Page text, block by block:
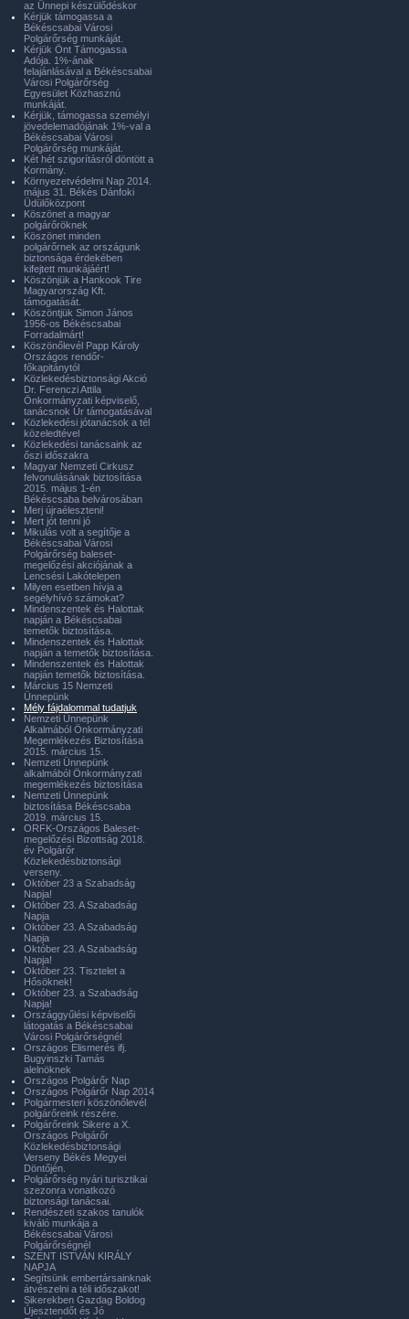
az Ünnepi készülődéskor
Kérjük támogassa a
Békéscsabai Városi
Polgárőrség munkáját.
Kérjük Önt Támogassa
Adója. 1%-ának
felajánlásával a Békéscsabai
Városi Polgárőrség
Egyesület Közhasznú
munkáját.
Kérjük, támogassa személyi
jövedelemadójának 1%-val a
Békéscsabai Városi
Polgárőrség munkáját.
Két hét szigorításról döntött a
Kormány.
Környezetvédelmi Nap 2014.
május 31. Békés Dánfoki
Üdülőközpont
Köszönet a magyar
polgárőröknek
Köszönet minden
polgárőrnek az országunk
biztonsága érdekében
kifejtett munkájáért!
Köszönjük a Hankook Tire
Magyarország Kft.
támogatását.
Köszöntjük Simon János
1956-os Békéscsabai
Forradalmárt!
Köszönőlevél Papp Károly
Országos rendőr-
főkapitánytól
Közlekedésbiztonsági Akció
Dr. Ferenczi Attila
Önkormányzati képviselő,
tanácsnok Úr támogatásával
Közlekedési jótanácsok a tél
közeledtével
Közlekedési tanácsaink az
őszi időszakra
Magyar Nemzeti Cirkusz
felvonulásának biztosítása
2015. május 1-én
Békéscsaba belvárosában
Merj újraéleszteni!
Mert jót tenni jó
Mikulás volt a segítője a
Békéscsabai Városi
Polgárőrség baleset-
megelőzési akciójának a
Lencsési Lakótelepen
Milyen esetben hívja a
segélyhívó számokat?
Mindenszentek és Halottak
napján a Békéscsabai
temetők biztosítása.
Mindenszentek és Halottak
napján a temetők biztosítása.
Mindenszentek és Halottak
napján temetők biztosítása.
Március 15 Nemzeti
Ünnepünk
Mély fájdalommal tudatjuk
Nemzeti Ünnepünk
Alkalmából Önkormányzati
Megemlékezés Biztosítása
2015. március 15.
Nemzeti Ünnepünk
alkalmából Önkormányzati
megemlékezés biztosítása
Nemzeti Ünnepünk
biztosítása Békéscsaba
2019. március 15.
ORFK-Országos Baleset-
megelőzési Bizottság 2018.
év Polgárőr
Közlekedésbiztonsági
verseny.
Október 23 a Szabadság
Napja!
Október 23. A Szabadság
Napja
Október 23. A Szabadság
Napja
Október 23. A Szabadság
Napja!
Október 23. Tisztelet a
Hősöknek!
Október 23. a Szabadság
Napja!
Országgyűlési képviselői
látogatás a Békéscsabai
Városi Polgárőrségnél
Országos Elismerés ifj.
Bugyinszki Tamás
alelnöknek
Országos Polgárőr Nap
Országos Polgárőr Nap 2014
Polgármesteri köszönőlevél
polgárőreink részére.
Polgárőreink Sikere a X.
Országos Polgárőr
Közlekedésbiztonsági
Verseny Békés Megyei
Döntőjén.
Polgárőrség nyári turisztikai
szezonra vonatkozó
biztonsági tanácsai.
Rendészeti szakos tanulók
kiváló munkája a
Békéscsabai Városi
Polgárőrségnél
SZENT ISTVÁN KIRÁLY
NAPJA
Segítsünk embertársainknak
átvészelni a téli időszakot!
Sikerekben Gazdag Boldog
Újesztendőt és Jó